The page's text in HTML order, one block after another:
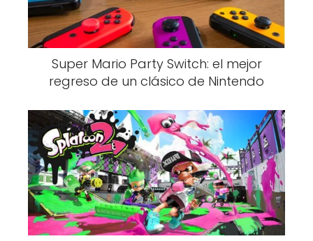
Super Mario Party Switch: el mejor
regreso de un clásico de Nintendo